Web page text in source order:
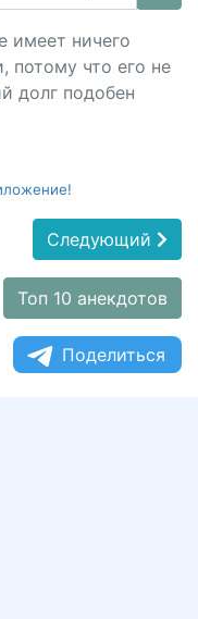
имеет ничего
потому что его не
долг подобен
Следующий
Топ 10 анекдотов
Поделиться